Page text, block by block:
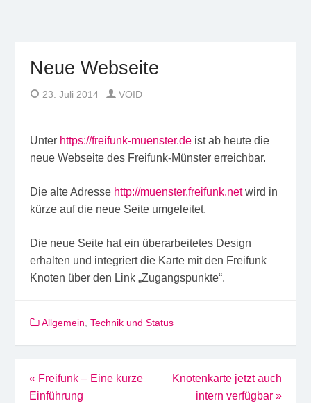
Neue Webseite
Posted
on
23. Juli 2014
VOID
Unter https://freifunk-muenster.deist ab heute die
neue Webseite des Freifunk-Münster erreichbar.
Die alte Adresse http://muenster.freifunk.netwird in
kürze auf die neue Seite umgeleitet.
Die neue Seite hat ein überarbeitetes Design
erhalten und integriert die Karte mit den Freifunk
Knoten über den Link „Zugangspunkte“.
Allgemein Technik und Status
Beitragsnavigation
« Freifunk – Eine kurze
Einführung
Knotenkarte jetzt auch
intern verfügbar»